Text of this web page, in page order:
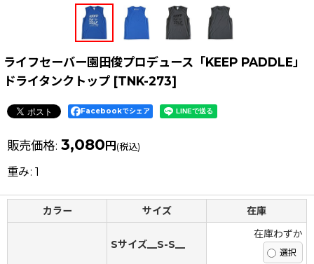
ライフセーバー園田俊プロデュース「KEEP PADDLE」
ドライタンクトップ [TNK-273]
Facebookでシェア
販売価格: 3,080 円 (税込)
重み: 1
カラー サイズ 在庫
Sサイズ__S-S__
在庫わずか